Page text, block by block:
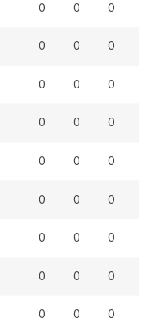
0 0 0
0 0 0
0 0 0
0 0 0
0 0 0
0 0 0
0 0 0
0 0 0
0 0 0